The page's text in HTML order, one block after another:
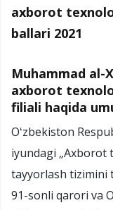
axborot
ballari 2021
Muhammad al-
axborot
filiali haqida
Oʻzbekiston
iyundagi „Axborot
tayyorlash tizimini
91-sonli qarori va